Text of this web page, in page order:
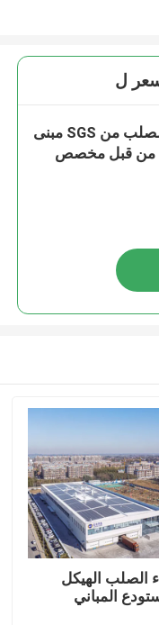
ل
مستودع هيكل الصلب من SGS مبنى
من قبل مخصص
الصلب الهيكل
المباني